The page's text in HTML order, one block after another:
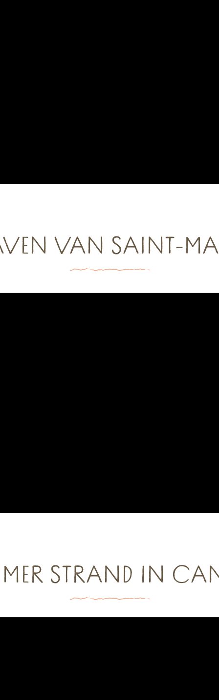
VAN SAINT-
STRAND IN